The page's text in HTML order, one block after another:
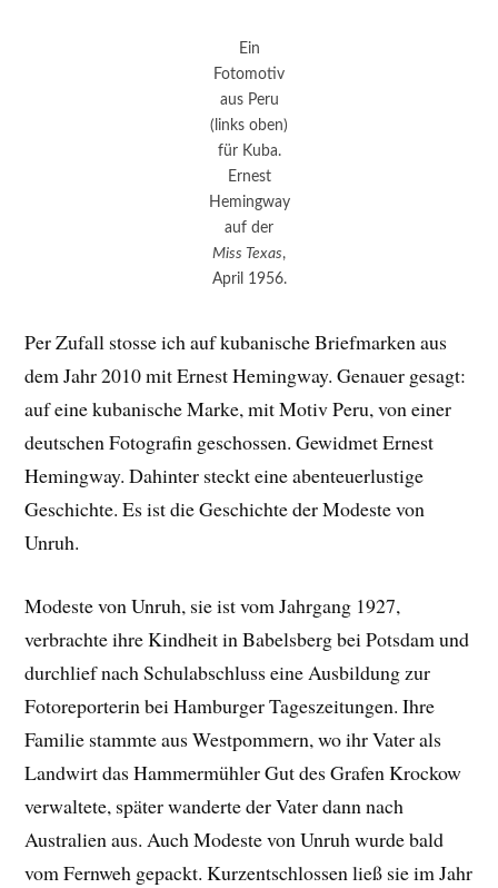
Ein
Fotomotiv
aus Peru
(links oben)
für Kuba.
Ernest
Hemingway
auf der
Miss Texas,
April 1956.
Per Zufall stosse ich auf kubanische Briefmarken aus
dem Jahr 2010 mit Ernest Hemingway. Genauer gesagt:
auf eine kubanische Marke, mit Motiv Peru, von einer
deutschen Fotografin geschossen. Gewidmet Ernest
Hemingway. Dahinter steckt eine abenteuerlustige
Geschichte. Es ist die Geschichte der Modeste von
Unruh.
Modeste von Unruh, sie ist vom Jahrgang 1927,
verbrachte ihre Kindheit in Babelsberg bei Potsdam und
durchlief nach Schulabschluss eine Ausbildung zur
Fotoreporterin bei Hamburger Tageszeitungen. Ihre
Familie stammte aus Westpommern, wo ihr Vater als
Landwirt das Hammermühler Gut des Grafen Krockow
verwaltete, später wanderte der Vater dann nach
Australien aus. Auch Modeste von Unruh wurde bald
vom Fernweh gepackt. Kurzentschlossen ließ sie im Jahr